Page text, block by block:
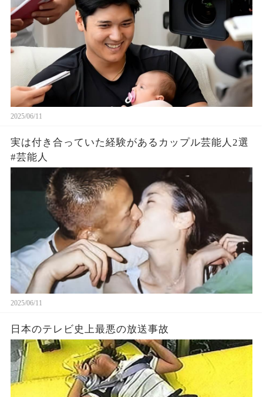
2025/06/11
実は付き合っていた経験があるカップル芸能人2選
#芸能人
2025/06/11
日本のテレビ史上最悪の放送事故